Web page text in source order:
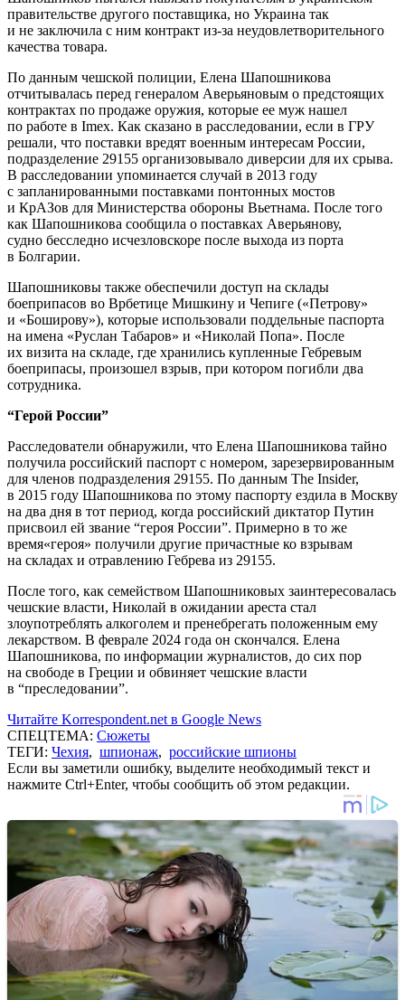
правительстве другого поставщика, но Украина так
и не заключила с ним контракт из-за неудовлетворительного
качества товара.
По данным чешской полиции, Елена Шапошникова
отчитывалась перед генералом Аверьяновым о предстоящих
контрактах по продаже оружия, которые ее муж нашел
по работе в Imex. Как сказано в расследовании, если в ГРУ
решали, что поставки вредят военным интересам России,
подразделение 29155 организовывало диверсии для их срыва.
В расследовании упоминается случай в 2013 году
с запланированными поставками понтонных мостов
и КрАЗов для Министерства обороны Вьетнама. После того
как Шапошникова сообщила о поставках Аверьянову,
судно бесследно исчезловскоре после выхода из порта
в Болгарии.
Шапошниковы также обеспечили доступ на склады
боеприпасов во Врбетице Мишкину и Чепиге («Петрову»
и «Боширову»), которые использовали поддельные паспорта
на имена «Руслан Табаров» и «Николай Попа». После
их визита на складе, где хранились купленные Гебревым
боеприпасы, произошел взрыв, при котором погибли два
сотрудника.
“Герой России”
Расследователи обнаружили, что Елена Шапошникова тайно
получила российский паспорт с номером, зарезервированным
для членов подразделения 29155. По данным The Insider,
в 2015 году Шапошникова по этому паспорту ездила в Москву
на два дня в тот период, когда российский диктатор Путин
присвоил ей звание “героя России”. Примерно в то же
время«героя» получили другие причастные ко взрывам
на складах и отравлению Гебрева из 29155.
После того, как семейством Шапошниковых заинтересовалась
чешские власти, Николай в ожидании ареста стал
злоупотреблять алкоголем и пренебрегать положенным ему
лекарством. В феврале 2024 года он скончался. Елена
Шапошникова, по информации журналистов, до сих пор
на свободе в Греции и обвиняет чешские власти
в “преследовании”.
Читайте Korrespondent.net в Google News
СПЕЦТЕМА: Сюжеты
ТЕГИ: Чехия, шпионаж, российские шпионы
Если вы заметили ошибку, выделите необходимый текст и
нажмите Ctrl+Enter, чтобы сообщить об этом редакции.